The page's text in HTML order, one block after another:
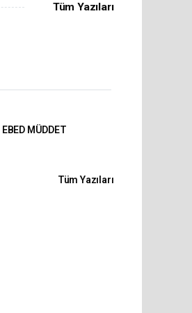
Tüm Yazıları
MÜDDET
Tüm Yazıları